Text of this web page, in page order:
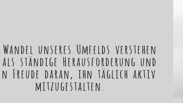
unseres Umfelds verstehen
ständige Herausforderung und
Freude daran, ihn täglich aktiv
mitzugestalten.